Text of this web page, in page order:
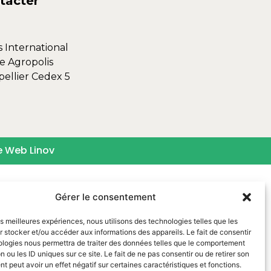
Gérer le consentement
meilleures expériences, nous utilisons des technologies telles que les
stocker et/ou accéder aux informations des appareils. Le fait de consentir
nous permettra de traiter des données telles que le comportement
ou les ID uniques sur ce site. Le fait de ne pas consentir ou de retirer son
peut avoir un effet négatif sur certaines caractéristiques et fonctions.
International
Agropolis
Cedex 5
Web Linov